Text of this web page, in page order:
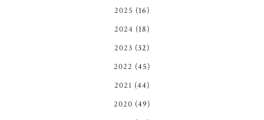
2025 (16)
2024 (18)
2023 (32)
2022 (45)
2021 (44)
2020 (49)